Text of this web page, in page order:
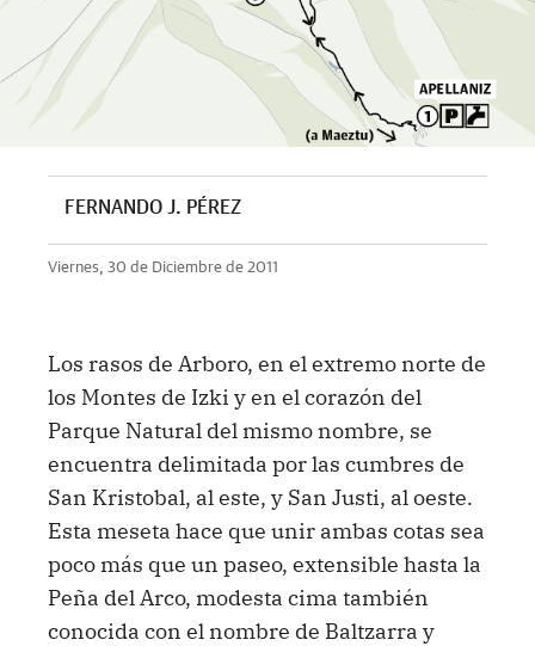
FERNANDO J. PÉREZ
Viernes, 30 de Diciembre de 2011
Los rasos de Arboro, en el extremo norte de
los Montes de Izki y en el corazón del
Parque Natural del mismo nombre, se
encuentra delimitada por las cumbres de
San Kristobal, al este, y San Justi, al oeste.
Esta meseta hace que unir ambas cotas sea
poco más que un paseo, extensible hasta la
Peña del Arco, modesta cima también
conocida con el nombre de Baltzarra y